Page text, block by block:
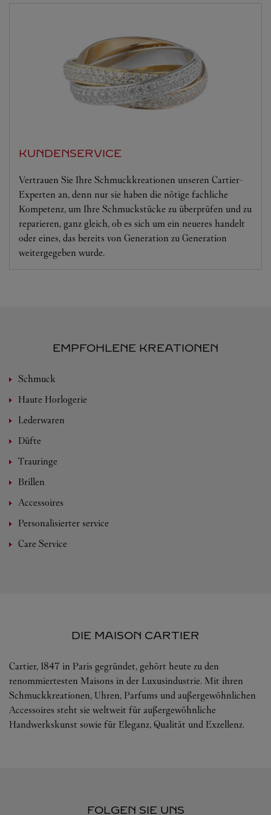
KUNDENSERVICE
Vertrauen Sie Ihre Schmuckkreationen unseren Cartier-
Experten an, denn nur sie haben die nötige fachliche
Kompetenz, um Ihre Schmuckstücke zu überprüfen und zu
reparieren, ganz gleich, ob es sich um ein neueres handelt
oder eines, das bereits von Generation zu Generation
weitergegeben wurde.
EMPFOHLENE KREATIONEN
Schmuck
Haute Horlogerie
Lederwaren
Düfte
Trauringe
Brillen
Accessoires
Personalisierter service
Care Service
DIE MAISON CARTIER
Cartier, 1847 in Paris gegründet, gehört heute zu den
renommiertesten Maisons in der Luxusindustrie. Mit ihren
Schmuckkreationen, Uhren, Parfums und außergewöhnlichen
Accessoires steht sie weltweit für außergewöhnliche
Handwerkskunst sowie für Eleganz, Qualität und Exzellenz.
FOLGEN SIE UNS